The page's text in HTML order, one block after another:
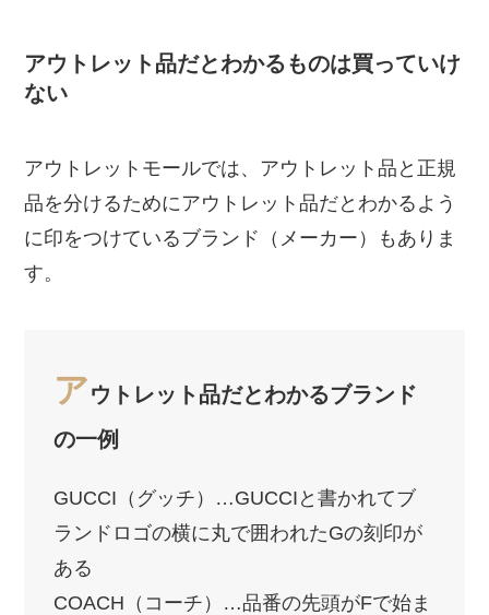
アウトレット品だとわかるものは買っていけ
ない
アウトレットモールでは、アウトレット品と正規
品を分けるためにアウトレット品だとわかるよう
に印をつけているブランド（メーカー）もありま
す。
アウトレット品だとわかるブランド
の一例
GUCCI（グッチ）…GUCCIと書かれてブ
ランドロゴの横に丸で囲われたGの刻印が
ある
COACH（コーチ）…品番の先頭がFで始ま